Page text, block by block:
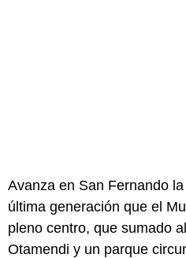
Avanza en San Fernando
última generación que el
pleno centro, que sumado
Otamendi y un parque